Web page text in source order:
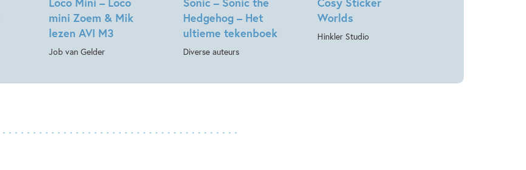
mini Zoem & Mik
lezen AVI M3
Job van Gelder
Hedgehog – Het
ultieme tekenboek
Diverse auteurs
Worlds
Hinkler Studio